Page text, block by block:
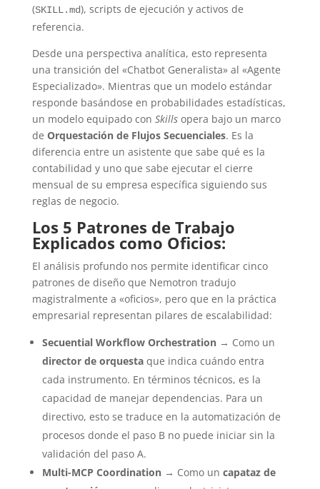
(SKILL.md), scripts de ejecución y activos de
referencia.
Desde una perspectiva analítica, esto representa
una transición del «Chatbot Generalista» al «Agente
Especializado». Mientras que un modelo estándar
responde basándose en probabilidades estadísticas,
un modelo equipado con Skillsopera bajo un marco
de Orquestación de Flujos Secuenciales. Es la
diferencia entre un asistente que sabe qué es la
contabilidad y uno que sabe ejecutar el cierre
mensual de su empresa específica siguiendo sus
reglas de negocio.
Los 5 Patrones de Trabajo
Explicados como Oficios:
El análisis profundo nos permite identificar cinco
patrones de diseño que Nemotron tradujo
magistralmente a «oficios», pero que en la práctica
empresarial representan pilares de escalabilidad:
Secuential Workflow Orchestration→ Como un
director de orquesta que indica cuándo entra
cada instrumento. En términos técnicos, es la
capacidad de manejar dependencias. Para un
directivo, esto se traduce en la automatización de
procesos donde el paso B no puede iniciar sin la
validación del paso A.
Multi-MCP Coordination→ Como un capataz de